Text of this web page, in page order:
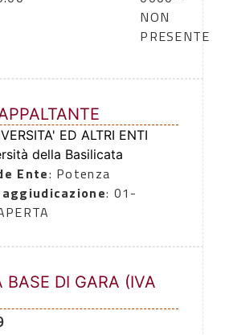
NON
PRESENTE
ED ALTRI ENTI
della Basilicata
Ente: Potenza
: 01-
BASE DI GARA (IVA